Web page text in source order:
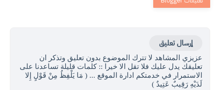
إرسال تعليق
عزيزي المشاهد لا تترك الموضوع بدون تعليق وتذكر ان
تعليقك يدل عليك فلا تقل الا خيرا :: كلمات قليلة تساعدنا على
الاستمرار في خدمتكم ادارة الموقع ... ( مَا يَلْفِظُ مِنْ قَوْلٍ إِلا
لَدَيْهِ رَقِيبٌ عَتِيدٌ )